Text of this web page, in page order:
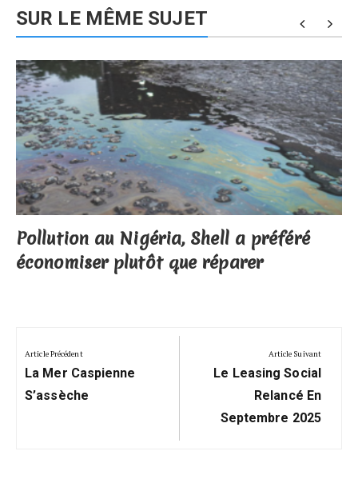
SUR LE MÊME SUJET
Pollution au Nigéria, Shell a préféré
économiser plutôt que réparer
de
l’article
Article Précédent
Previous
Post:
La Mer Caspienne
S’assèche
Article Suivant
Next
Le Leasing Social
Relancé En
Septembre 2025